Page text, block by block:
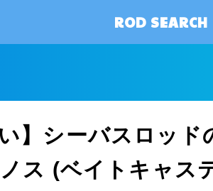
ROD SEARCH
】シーバスロッド
ス (ベイトキャス